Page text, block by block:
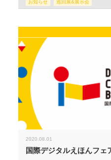
お知らせ 巡回展&展示会
2020.08.01
国際デジタルえほんフェ